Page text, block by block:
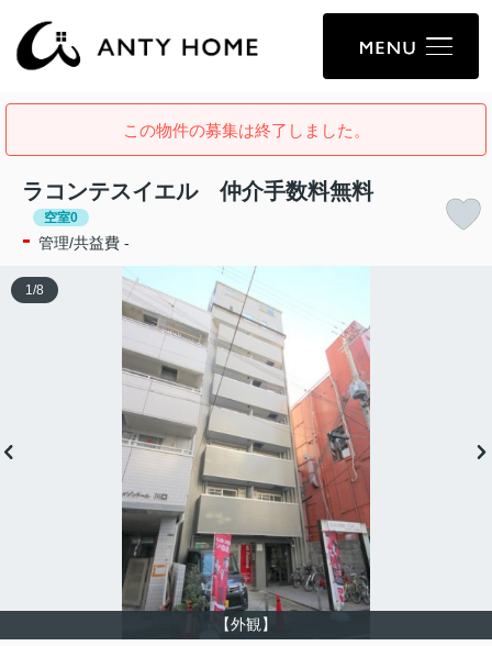
この物件の募集は終了しました。
ラコンテスイエル 仲介手数料無料
空室0
- 管理/共益費 -
【外観】
1 /8